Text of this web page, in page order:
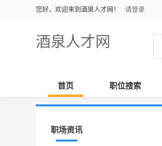
您好，欢迎来到酒泉人才网！ 请登录
酒泉人才网
首页 职位搜索
职场资讯